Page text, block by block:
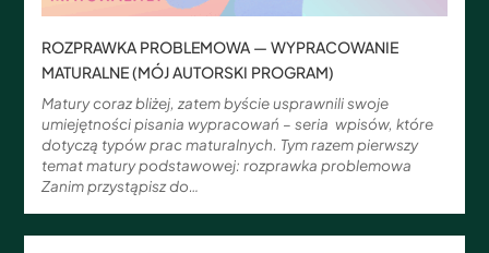
ROZPRAWKA PROBLEMOWA — WYPRACOWANIE
MATURALNE (MÓJ AUTORSKI PROGRAM)
Matury coraz bliżej, zatem byście usprawnili swoje
umiejętności pisania wypracowań – seria wpisów, które
dotyczą typów prac maturalnych. Tym razem pierwszy
temat matury podstawowej: rozprawka problemowa
Zanim przystąpisz do…